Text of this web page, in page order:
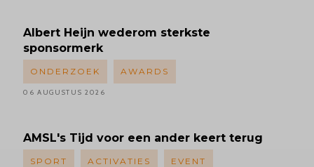
Albert Heijn wederom sterkste
sponsormerk
ONDERZOEK AWARDS
06 AUGUSTUS 2026
AMSL's Tijd voor een ander keert terug
SPORT ACTIVATIES EVENT